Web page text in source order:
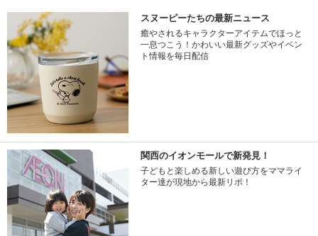
スヌーピーたちの最新ニュース
癒やされるキャラクターアイテムでほっと
一息つこう！かわいい最新グッズやイベン
ト情報を毎日配信
関西のイオンモールで新発見！
子どもと楽しめる新しい遊び方をママライ
ター達が現地から最新リポ！